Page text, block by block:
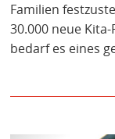
Familien
30.000 neue
bedarf es eines